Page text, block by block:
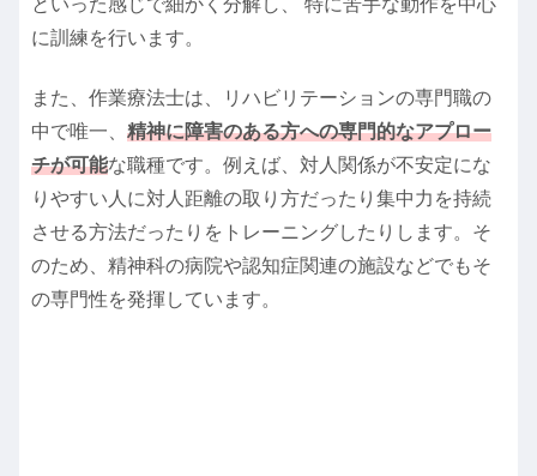
に訓練を行います。
また、作業療法士は、リハビリテーションの専門職の
中で唯一、 精神に障害のある方への専門的なアプロー
チが可能な職種です。例えば、対人関係が不安定にな
りやすい人に対人距離の取り方だったり集中力を持続
させる方法だったりをトレーニングしたりします。そ
のため、精神科の病院や認知症関連の施設などでもそ
の専門性を発揮しています。